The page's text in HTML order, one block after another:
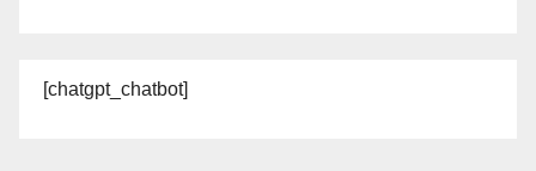
[chatgpt_chatbot]